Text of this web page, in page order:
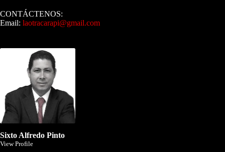
CONTÁCTENOS:
Email: laotracarapi@gmail.com
Sixto Alfredo Pinto
View Profile